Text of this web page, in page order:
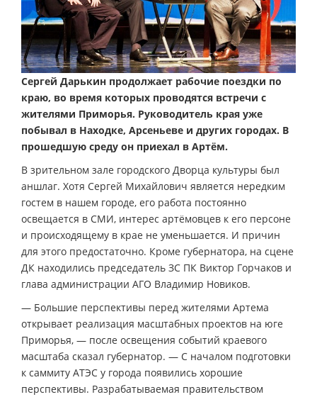
Сергей Дарькин продолжает рабочие поездки по
краю, во время которых проводятся встречи с
жителями Приморья. Руководитель края уже
побывал в Находке, Арсеньеве и других городах. В
прошедшую среду он приехал в Артём.
В зрительном зале городского Дворца культуры был
аншлаг. Хотя Сергей Михайлович является нередким
гостем в нашем городе, его работа постоянно
освещается в СМИ, интерес артёмовцев к его персоне
и происходящему в крае не уменьшается. И причин
для этого предостаточно. Кроме губернатора, на сцене
ДК находились председатель ЗС ПК Виктор Горчаков и
глава администрации АГО Владимир Новиков.
— Большие перспективы перед жителями Артема
открывает реализация масштабных проектов на юге
Приморья, — после освещения событий краевого
масштаба сказал губернатор. — С началом подготовки
к саммиту АТЭС у города появились хорошие
перспективы. Разрабатываемая правительством